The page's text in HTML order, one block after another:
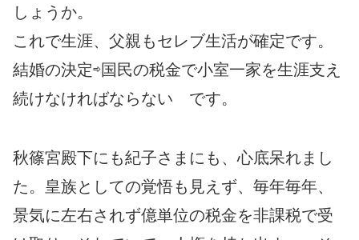
しょうか。
これで生涯、父親もセレブ生活が確定です。
結婚の決定⇨国民の税金で小室一家を生涯支え
続けなければならない です。
秋篠宮殿下にも紀子さまにも、心底呆れまし
た。皇族としての覚悟も見えず、毎年毎年、
景気に左右されず億単位の税金を非課税で受